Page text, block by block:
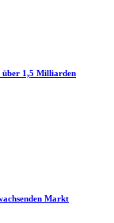
über 1,5 Milliarden
Markt